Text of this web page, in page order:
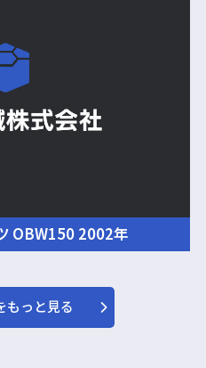
OBW150 2002年
もっと見る